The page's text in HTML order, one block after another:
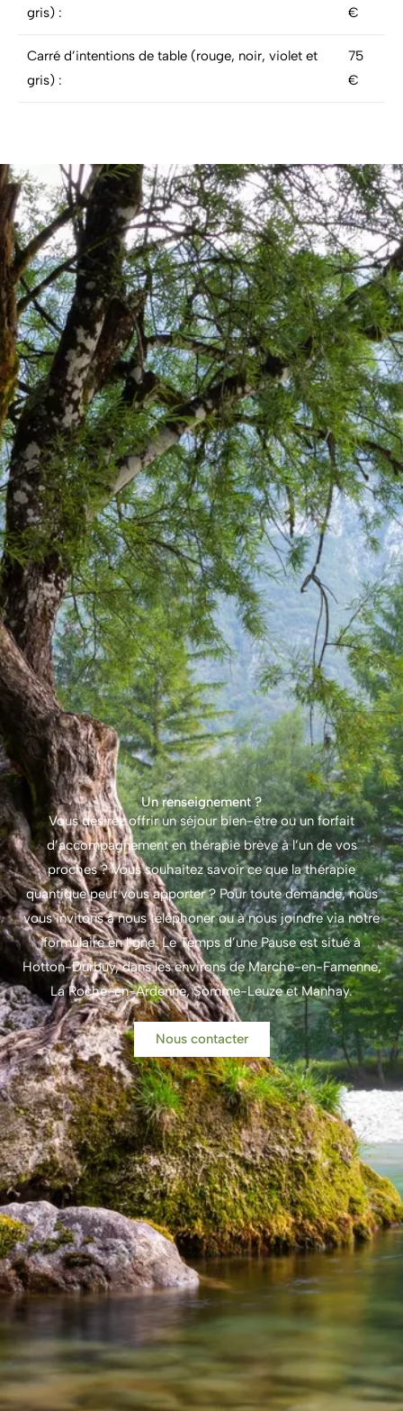
gris) :
€
Carré d’intentions de table (rouge, noir, violet et
gris) :
75
€
Un renseignement ?
Vous désirez offrir un séjour bien-être ou un forfait
d’accompagnement en thérapie brève à l’un de vos
proches ? Vous souhaitez savoir ce que la thérapie
quantique peut vous apporter ? Pour toute demande, nous
vous invitons à nous téléphoner ou à nous joindre via notre
formulaire en ligne. Le Temps d’une Pause est situé à
Hotton-Durbuy, dans les environs de Marche-en-Famenne,
La Roche-en-Ardenne, Somme-Leuze et Manhay.
Nous contacter